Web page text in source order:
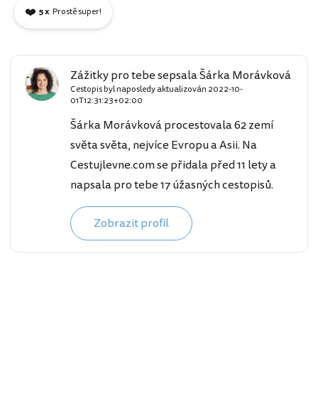
❤️ 5 x Prostě super!
Zážitky pro tebe sepsala Šárka Morávková
Cestopis byl naposledy aktualizován 2022-10-
01T12:31:23+02:00
Šárka Morávková procestovala 62 zemí
světa světa, nejvíce Evropu a Asii. Na
Cestujlevne.com se přidala před 11 lety a
napsala pro tebe 17 úžasných cestopisů.
Zobrazit profil